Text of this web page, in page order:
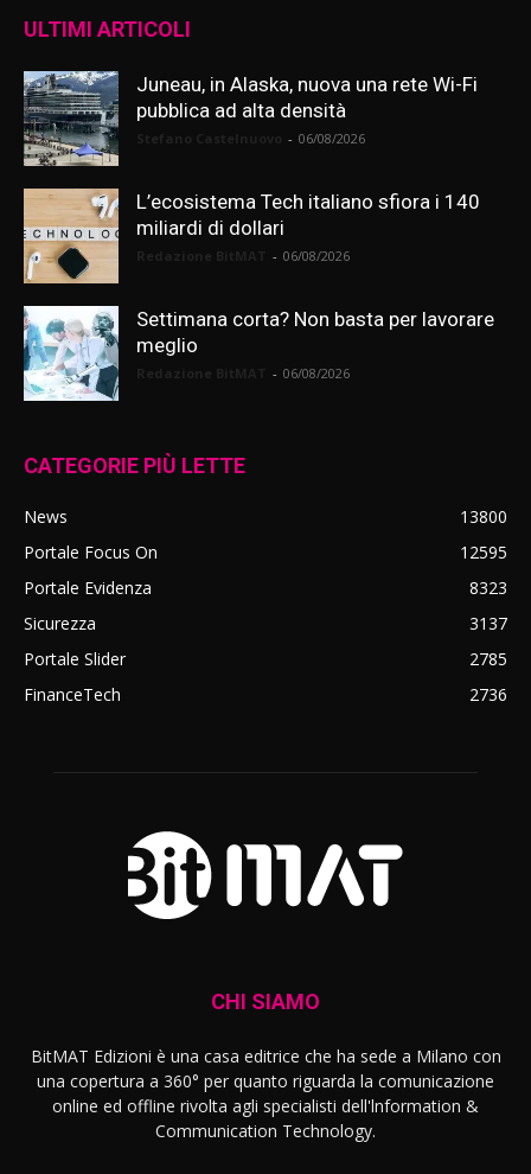
ULTIMI ARTICOLI
Juneau, in Alaska, nuova una rete Wi-Fi
pubblica ad alta densità
- 06/08/2026
L’ecosistema Tech italiano sfiora i 140
miliardi di dollari
- 06/08/2026
Settimana corta? Non basta per lavorare
meglio
- 06/08/2026
CATEGORIE PIÙ LETTE
News
13800
Portale Focus On
12595
Portale Evidenza
8323
Sicurezza
3137
Portale Slider
2785
FinanceTech
2736
CHI SIAMO
BitMAT Edizioni è una casa editrice che ha sede a Milano con
una copertura a 360° per quanto riguarda la comunicazione
online ed offline rivolta agli specialisti dell'lnformation &
Communication Technology.